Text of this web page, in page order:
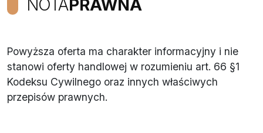
NOTAPRAWNA
Powyższa oferta ma charakter informacyjny i nie
stanowi oferty handlowej w rozumieniu art. 66 §1
Kodeksu Cywilnego oraz innych właściwych
przepisów prawnych.